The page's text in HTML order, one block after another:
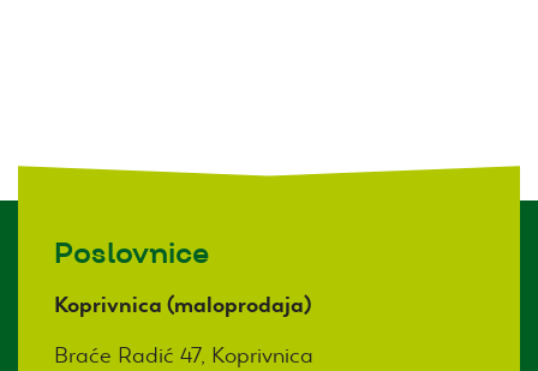
Poslovnice
Koprivnica (maloprodaja)
Braće Radić 47, Koprivnica